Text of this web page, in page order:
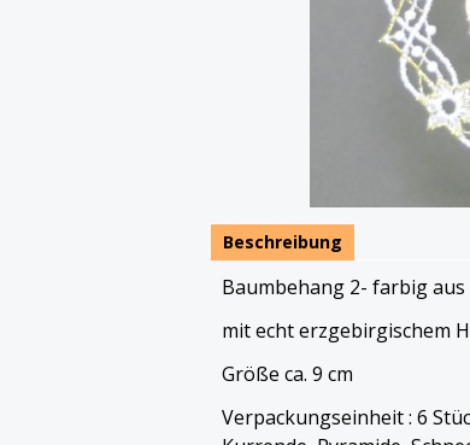
Beschreibung
Baumbehang 2- farbig aus
mit echt erzgebirgischem
Größe ca. 9 cm
Verpackungseinheit : 6